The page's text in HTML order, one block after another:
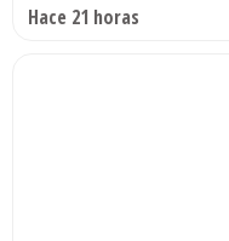
Hace 21 horas